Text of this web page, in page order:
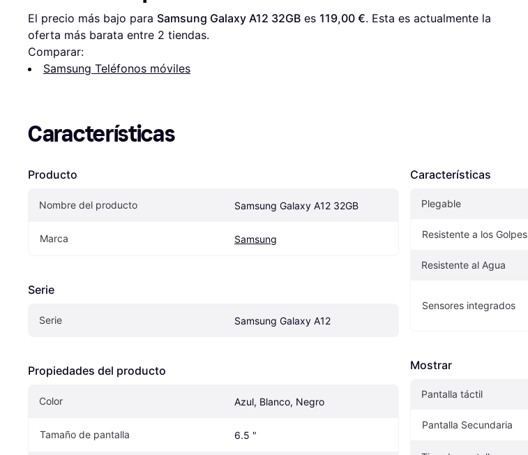
El precio más bajo para Samsung Galaxy A12 32GB es 119,00 €. Esta es actualmente la
oferta más barata entre 2 tiendas.
Comparar:
Samsung Teléfonos móviles
Características
Producto
Nombre del producto Samsung Galaxy A12 32GB
Marca Samsung
Serie
Serie Samsung Galaxy A12
Propiedades del producto
Color Azul, Blanco, Negro
Tamaño de pantalla 6.5 "
Características
Plegable
Resistente a los Golpes
Resistente al Agua
Sensores integrados
Mostrar
Pantalla táctil
Pantalla Secundaria